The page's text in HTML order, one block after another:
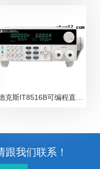
我们联系！